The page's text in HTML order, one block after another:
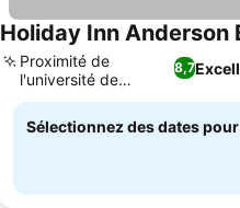
Holiday Inn Anderson
8,7
Proximité de
l'université de
Clemson
Sélectionnez des dates